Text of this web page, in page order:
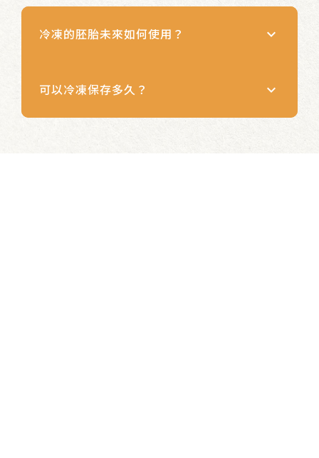
冷凍的胚胎未來如何使用？ keyboard_arrow_down
可以冷凍保存多久？ keyboard_arrow_down